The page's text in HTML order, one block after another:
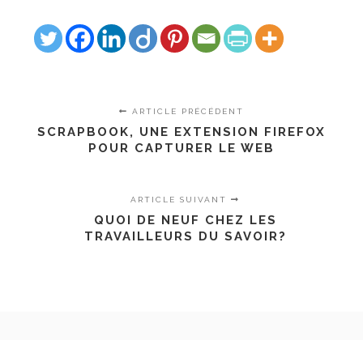
ARTICLE PRÉCÉDENT
SCRAPBOOK, UNE EXTENSION FIREFOX
POUR CAPTURER LE WEB
ARTICLE SUIVANT
QUOI DE NEUF CHEZ LES
TRAVAILLEURS DU SAVOIR?